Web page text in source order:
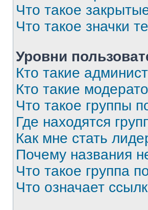
Что такое
Что такое значки
Уровни
Кто такие
Кто такие
Что такое группы
Где находятся
Как мне стать
Почему названия
Что такое группа
Что означает